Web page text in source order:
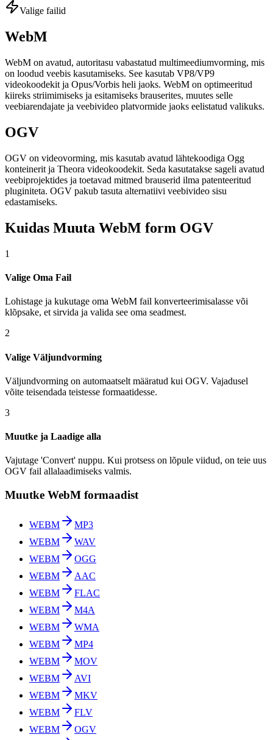
Valige failid
WebM
WebM on avatud, autoritasu vabastatud multimeediumvorming, mis
on loodud veebis kasutamiseks. See kasutab VP8/VP9
videokoodekit ja Opus/Vorbis heli jaoks. WebM on optimeeritud
kiireks striimimiseks ja esitamiseks brauserites, muutes selle
veebiarendajate ja veebivideo platvormide jaoks eelistatud valikuks.
OGV
OGV on videovorming, mis kasutab avatud lähtekoodiga Ogg
konteinerit ja Theora videokoodekit. Seda kasutatakse sageli avatud
veebiprojektides ja toetavad mitmed brauserid ilma patenteeritud
pluginiteta. OGV pakub tasuta alternatiivi veebivideo sisu
edastamiseks.
Kuidas Muuta WebM form OGV
1
Valige Oma Fail
Lohistage ja kukutage oma WebM fail konverteerimisalasse või
klõpsake, et sirvida ja valida see oma seadmest.
2
Valige Väljundvorming
Väljundvorming on automaatselt määratud kui OGV. Vajadusel
võite teisendada teistesse formaatidesse.
3
Muutke ja Laadige alla
Vajutage 'Convert' nuppu. Kui protsess on lõpule viidud, on teie uus
OGV fail allalaadimiseks valmis.
Muutke WebM formaadist
WEBM
MP3
WEBM
WAV
WEBM
OGG
WEBM
AAC
WEBM
FLAC
WEBM
M4A
WEBM
WMA
WEBM
MP4
WEBM
MOV
WEBM
AVI
WEBM
MKV
WEBM
FLV
WEBM
OGV